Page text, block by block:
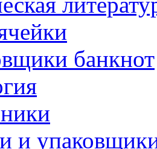
банкнот
и